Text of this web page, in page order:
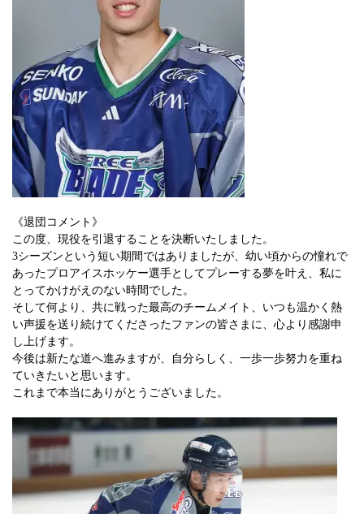
《退団コメント》
この度、現役を引退することを決断いたしました。
3シーズンという短い期間ではありましたが、幼い頃からの憧れで
あったプロアイスホッケー選手としてプレーする夢を叶え、私に
とってかけがえのない時間でした。
そして何より、共に戦った最高のチームメイト、いつも温かく熱
い声援を送り続けてくださったファンの皆さまに、心より感謝申
し上げます。
今後は新たな道へ進みますが、自分らしく、一歩一歩努力を重ね
ていきたいと思います。
これまで本当にありがとうございました。